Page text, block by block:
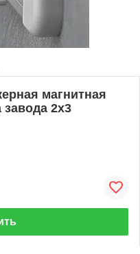
магнитная
завода 2x3